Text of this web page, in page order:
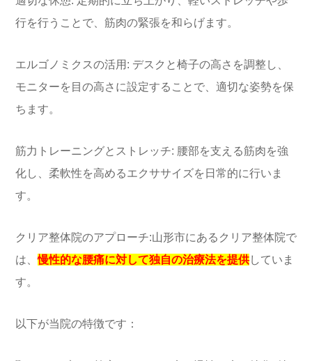
行を行うことで、筋肉の緊張を和らげます。
エルゴノミクスの活用: デスクと椅子の高さを調整し、
モニターを目の高さに設定することで、適切な姿勢を保
ちます。
筋力トレーニングとストレッチ: 腰部を支える筋肉を強
化し、柔軟性を高めるエクササイズを日常的に行いま
す。
クリア整体院のアプローチ:山形市にあるクリア整体院で
は、慢性的な腰痛に対して独自の治療法を提供していま
す。
以下が当院の特徴です：